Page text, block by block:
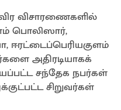
விசாரணைகளில்
பொலிஸார்,
ஈரட்டைப்பெரியகுளம்
அதிரடியாகக்
சந்தேக நபர்கள்
சிறுவர்கள்